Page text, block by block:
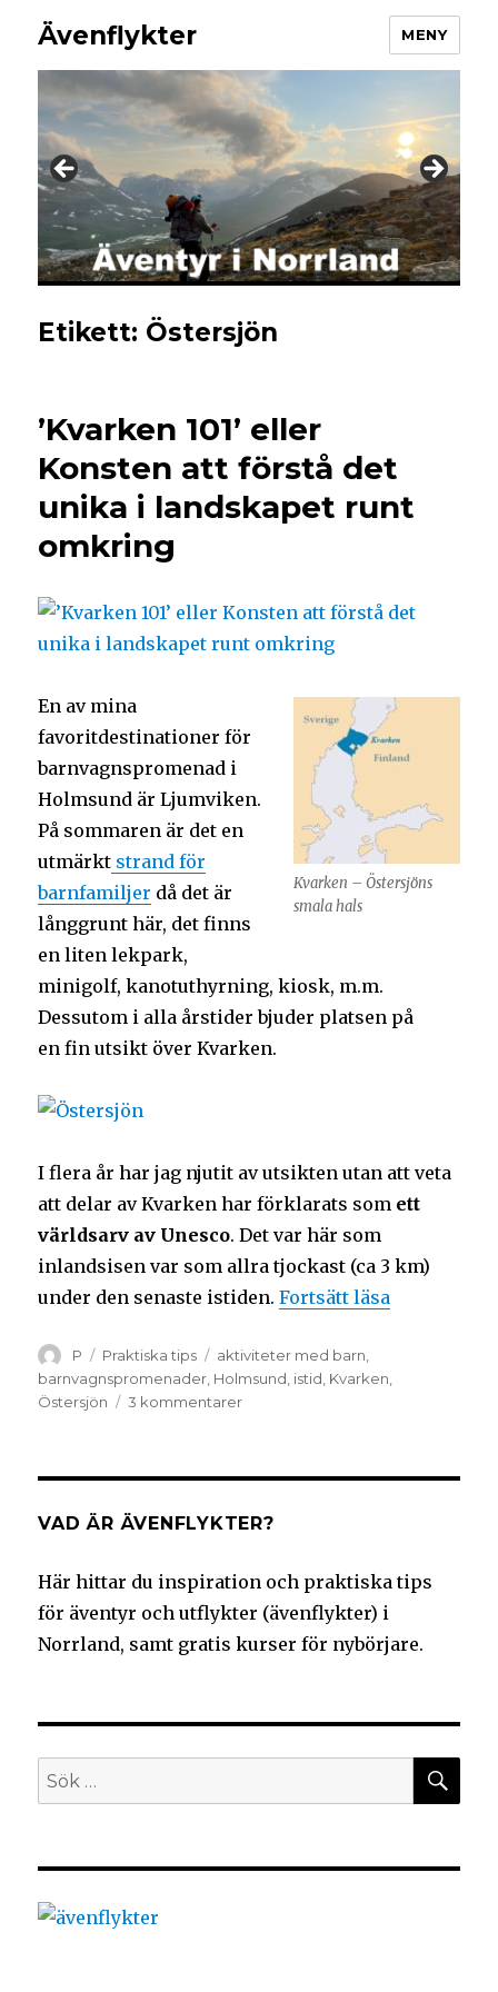
Ävenflykter MENY
Etikett: Östersjön
’Kvarken 101’ eller
Konsten att förstå det
unika i landskapet runt
omkring
Kvarken – Östersjöns
smala hals
En av mina
favoritdestinationer för
barnvagnspromenad i
Holmsund är Ljumviken.
På sommaren är det en
utmärkt strand för
barnfamiljer då det är
långgrunt här, det finns
en liten lekpark,
minigolf, kanotuthyrning, kiosk, m.m.
Dessutom i alla årstider bjuder platsen på
en fin utsikt över Kvarken.
I flera år har jag njutit av utsikten utan att veta
att delar av Kvarken har förklarats som ett
världsarv av Unesco. Det var här som
inlandsisen var som allra tjockast (ca 3 km)
under den senaste istiden.Fortsätt läsa
P Praktiska tips aktiviteter med barn
barnvagnspromenader Holmsund istid Kvarken
Östersjön
3 kommentarer
VAD ÄR ÄVENFLYKTER?
Här hittar du inspiration och praktiska tips
för äventyr och utflykter (ävenflykter) i
Norrland, samt gratis kurser för nybörjare.